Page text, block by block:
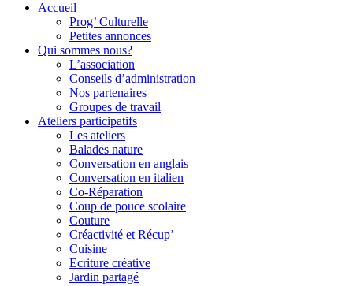
L'atelier FICA
Actions conviviales écologiques et solidaires sur le territoire de
Meximieux
Accueil
Prog’ Culturelle
Petites annonces
Qui sommes nous?
L’association
Conseils d’administration
Nos partenaires
Groupes de travail
Ateliers participatifs
Les ateliers
Balades nature
Conversation en anglais
Conversation en italien
Co-Réparation
Coup de pouce scolaire
Couture
Créactivité et Récup’
Cuisine
Ecriture créative
Jardin partagé